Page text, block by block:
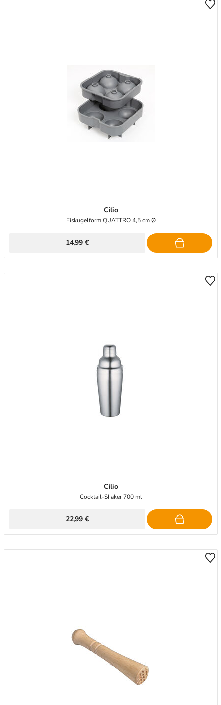
Cilio
Eiskugelform QUATTRO 4,5 cm Ø
14,99 €
Cilio
Cocktail-Shaker 700 ml
22,99 €